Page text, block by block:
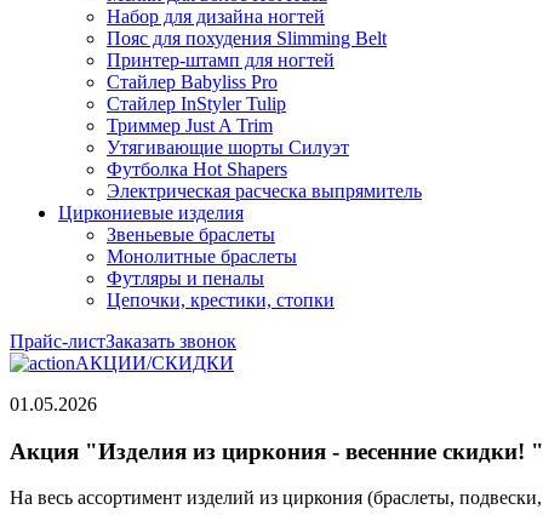
Набор для дизайна ногтей
Пояс для похудения Slimming Belt
Принтер-штамп для ногтей
Стайлер Babyliss Pro
Стайлер InStyler Tulip
Триммер Just A Trim
Утягивающие шорты Силуэт
Футболка Hot Shapers
Электрическая расческа выпрямитель
Циркониевые изделия
Звеньевые браслеты
Монолитные браслеты
Футляры и пеналы
Цепочки, крестики, стопки
Прайс-листЗаказать звонок
АКЦИИ/СКИДКИ
01.05.2026
Акция "Изделия из циркония - весенние скидки! "
На весь ассортимент изделий из циркония (браслеты,